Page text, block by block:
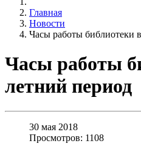
Главная
Новости
Часы работы библиотеки
Часы работы
летний период
30 мая 2018
Просмотров: 1108